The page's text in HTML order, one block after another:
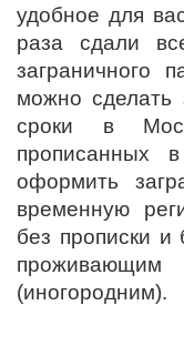
удобное для
раза сдали
заграничного
можно сделать
сроки в
прописанных
оформить
временную
без прописки и
(иногородним).